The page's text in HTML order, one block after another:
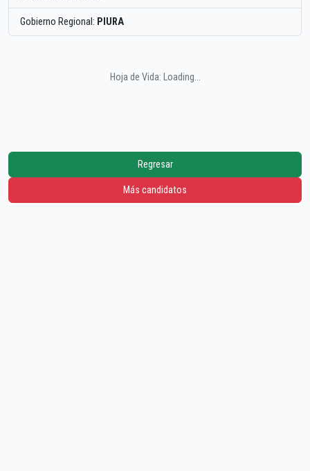
Gobierno Regional: PIURA
Hoja de Vida: Loading...
Regresar
Más candidatos